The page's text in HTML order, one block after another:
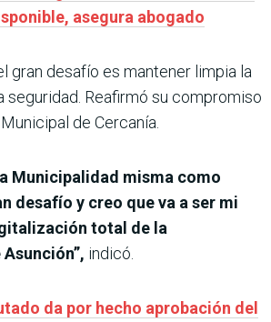
asegura abogado
gran desafío es mantener limpia la
seguridad. Reafirmó su compromiso
de Cercanía.
Municipalidad misma como
desafío y creo que va a ser mi
total de la
indicó.
da por hecho aprobación del